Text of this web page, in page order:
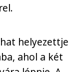
helyezettje
ahol a két